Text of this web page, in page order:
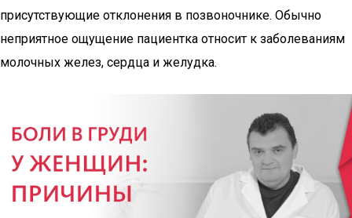
присутствующие отклонения в позвоночнике. Обычно
неприятное ощущение пациентка относит к заболеваниям
молочных желез, сердца и желудка.